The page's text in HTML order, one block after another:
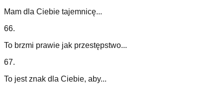
Mam dla Ciebie tajemnicę...
66.
To brzmi prawie jak przestępstwo...
67.
To jest znak dla Ciebie, aby...